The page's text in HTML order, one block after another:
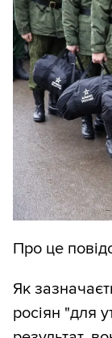
Про це
Як
росіян "для